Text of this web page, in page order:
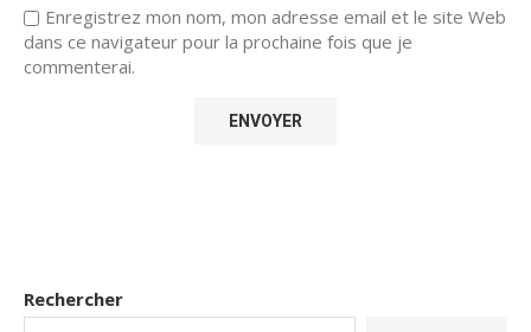
Enregistrez mon nom, mon adresse email et le site Web
dans ce navigateur pour la prochaine fois que je
commenterai.
Rechercher